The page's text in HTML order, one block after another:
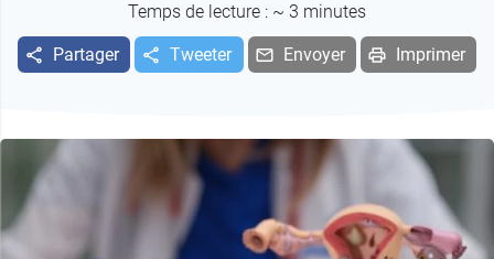
Temps de lecture : ~ 3 minutes
Partager Tweeter Envoyer Imprimer